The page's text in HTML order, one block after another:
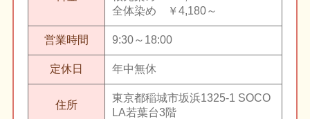
全体染め ￥4,180～
営業時間 9:30～18:00
定休日 年中無休
住所
東京都稲城市坂浜1325-1 SOCO
LA若葉台3階